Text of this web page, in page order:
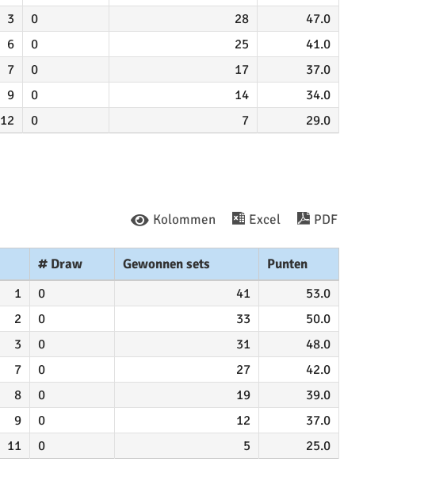
3 0 28
47.0
6 0 25
41.0
7 0 17
37.0
9 0 14
34.0
12 0 7 29.0
Kolommen Excel PDF
# Draw Gewonnen sets
Punten
1 0 41
53.0
2 0 33
50.0
3 0 31
48.0
7 0 27
42.0
8 0 19
39.0
9 0 12
37.0
11 0 5 25.0